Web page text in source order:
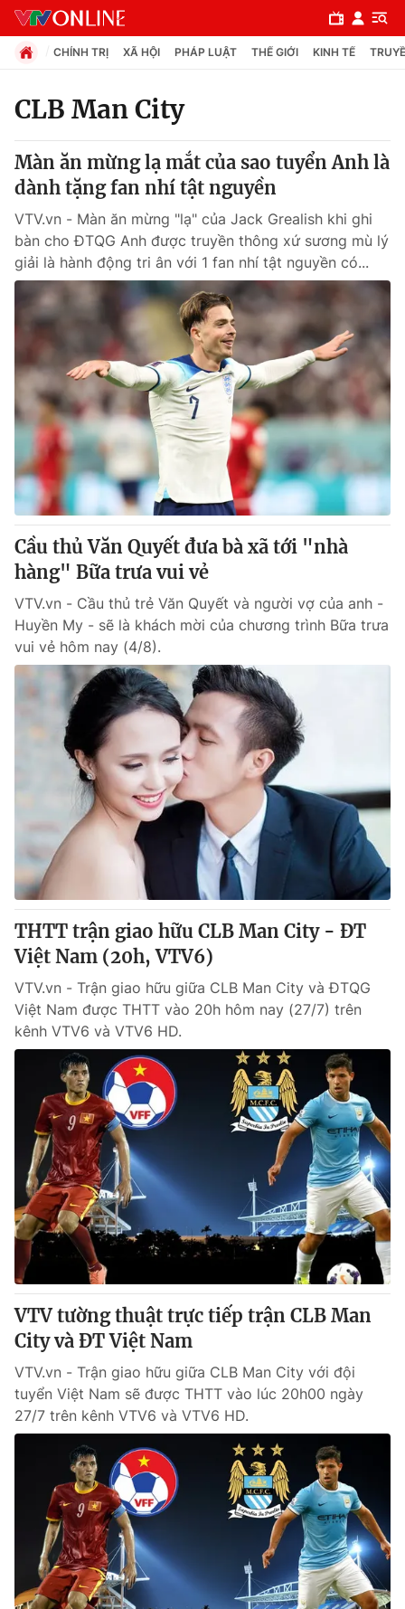
Chuyên mục
Chính trị
Xã hội
Pháp luật
Y tế
Thế giới
Tin tức
Thế giới đó đây
Câu chuyện quốc tế
Kinh tế
Tài chính
Thị trường
Góc doanh nghiệp
Dữ liệu và đời sống
Truyền hình
Phim VTV
Hậu trường
Nhân vật
Khán giả
Giải sao mai
Giải trí
Điện ảnh
Âm nhạc
Đời sống
Du lịch
Làm đẹp
Chất lượng cuộc sống
Giáo dục
Tuyển sinh
Học trực tuyến
Công nghệ
Hitech Công nghệ tương lai
Sản phẩm
Thị trường
Tư vấn
Giao lưu trực tuyến
Lịch phát sóng
Chuyên mục khác
Emagazine Podcast
Photo Infographic
Shorts video
VTV Money VTV Thể thao
VTV Sức khoẻ Bất động sản
Thị trường 24h Tấm lòng Việt
VTV4 Vươn mình bằng AI
VTV9 VTV8
Liên hệ tòa soạn English
THỜI BÁO VTV
Theo dõi báo trên
CHÍNH TRỊ XÃ HỘI PHÁP LUẬT THẾ GIỚI KINH TẾ
CLB Man City
Màn ăn mừng lạ mắt của sao tuyển Anh là
dành tặng fan nhí tật nguyền
VTV.vn - Màn ăn mừng "lạ" của Jack Grealish khi ghi
bàn cho ĐTQG Anh được truyền thông xứ sương mù lý
giải là hành động tri ân với 1 fan nhí tật nguyền có...
Cầu thủ Văn Quyết đưa bà xã tới "nhà
hàng" Bữa trưa vui vẻ
VTV.vn - Cầu thủ trẻ Văn Quyết và người vợ của anh -
Huyền My - sẽ là khách mời của chương trình Bữa trưa
vui vẻ hôm nay (4/8).
THTT trận giao hữu CLB Man City - ĐT
Việt Nam (20h, VTV6)
VTV.vn - Trận giao hữu giữa CLB Man City và ĐTQG
Việt Nam được THTT vào 20h hôm nay (27/7) trên
kênh VTV6 và VTV6 HD.
VTV tường thuật trực tiếp trận CLB Man
City và ĐT Việt Nam
VTV.vn - Trận giao hữu giữa CLB Man City với đội
tuyển Việt Nam sẽ được THTT vào lúc 20h00 ngày
27/7 trên kênh VTV6 và VTV6 HD.